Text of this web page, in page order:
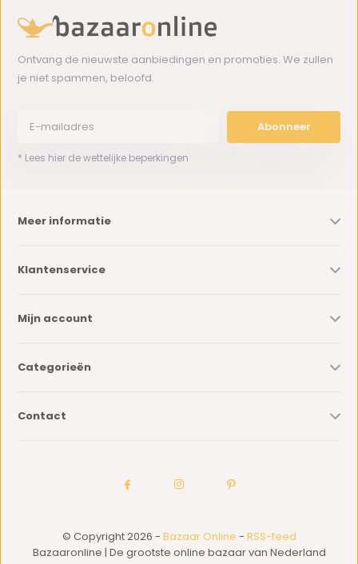
Ontvang de nieuwste aanbiedingen en promoties. We zullen
je niet spammen, beloofd.
Abonneer
* Lees hier de wettelijke beperkingen
Meer informatie
Klantenservice
Mijn account
Categorieën
Contact
© Copyright 2026 - Bazaar Online - RSS-feed
Bazaaronline | De grootste online bazaar van Nederland